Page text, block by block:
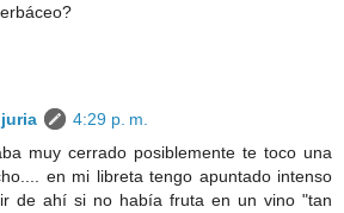
4:29 p. m.
muy cerrado posiblemente te toco una
en mi libreta tengo apuntado intenso
de ahí si no había fruta en un vino "tan